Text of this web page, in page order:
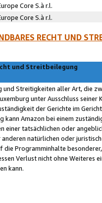
Core S.à r.l.
Core S.à r.l.
RECHT UND
und Streitbeilegung
und Streitigkeiten aller Art, die
unter Ausschluss
der Gerichte im
kann Amazon bei einem
einer tatsächlichen oder
natürlichen oder
die Programminhalte
Verlust nicht ohne Weiteres
kann.